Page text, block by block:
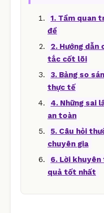
1. Tầm quan
đề
2. Hướng dẫn
tắc cốt lõi
3. Bảng so
thực tế
4. Những sai
an toàn
5. Câu hỏi
chuyên gia
6. Lời
quả tốt nhất